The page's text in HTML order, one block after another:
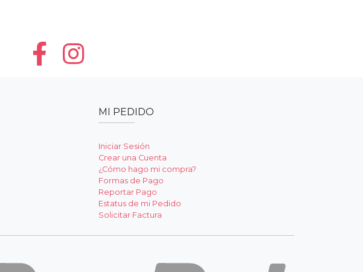
MI PEDIDO
Iniciar Sesión
Crear una Cuenta
¿Cómo hago mi compra?
Formas de Pago
Reportar Pago
Estatus de mi Pedido
Solicitar Factura